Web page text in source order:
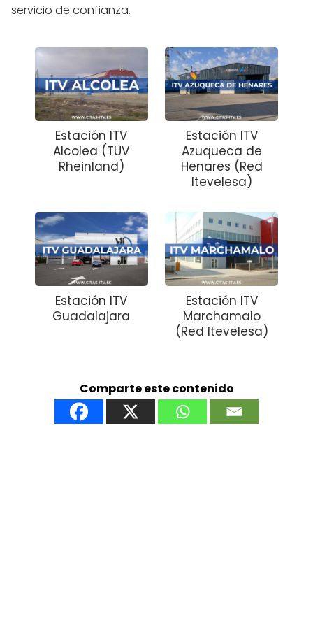
servicio de confianza.
Estación ITV
Alcolea (TÜV
Rheinland)
Estación ITV
Azuqueca de
Henares (Red
Itevelesa)
Estación ITV
Guadalajara
Estación ITV
Marchamalo
(Red Itevelesa)
Comparte este contenido